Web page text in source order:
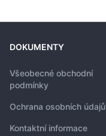
DOKUMENTY
Všeobecné obchodní
podmínky
Ochrana osobních údajů
Kontaktní informace